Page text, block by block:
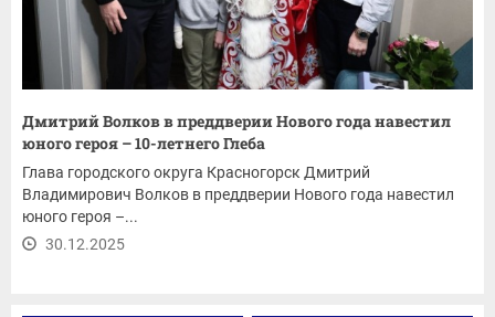
Дмитрий Волков в преддверии Нового года навестил
юного героя – 10-летнего Глеба
Глава городского округа Красногорск Дмитрий
Владимирович Волков в преддверии Нового года навестил
юного героя –...
30.12.2025